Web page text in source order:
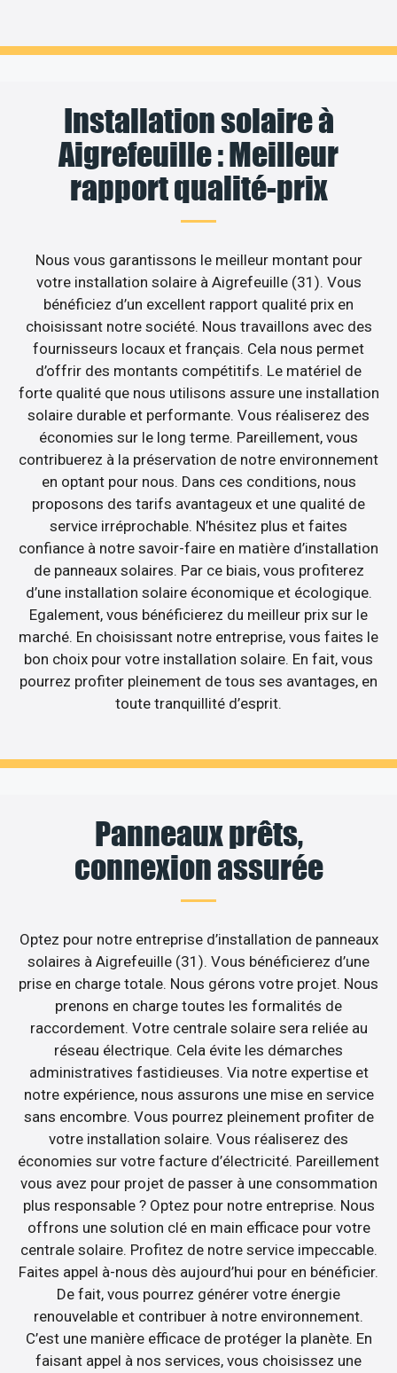
Installation solaire à
Aigrefeuille : Meilleur
rapport qualité-prix
Nous vous garantissons le meilleur montant pour
votre installation solaire à Aigrefeuille (31). Vous
bénéficiez d’un excellent rapport qualité prix en
choisissant notre société. Nous travaillons avec des
fournisseurs locaux et français. Cela nous permet
d’offrir des montants compétitifs. Le matériel de
forte qualité que nous utilisons assure une installation
solaire durable et performante. Vous réaliserez des
économies sur le long terme. Pareillement, vous
contribuerez à la préservation de notre environnement
en optant pour nous. Dans ces conditions, nous
proposons des tarifs avantageux et une qualité de
service irréprochable. N’hésitez plus et faites
confiance à notre savoir-faire en matière d’installation
de panneaux solaires. Par ce biais, vous profiterez
d’une installation solaire économique et écologique.
Egalement, vous bénéficierez du meilleur prix sur le
marché. En choisissant notre entreprise, vous faites le
bon choix pour votre installation solaire. En fait, vous
pourrez profiter pleinement de tous ses avantages, en
toute tranquillité d’esprit.
Panneaux prêts,
connexion assurée
Optez pour notre entreprise d’installation de panneaux
solaires à Aigrefeuille (31). Vous bénéficierez d’une
prise en charge totale. Nous gérons votre projet. Nous
prenons en charge toutes les formalités de
raccordement. Votre centrale solaire sera reliée au
réseau électrique. Cela évite les démarches
administratives fastidieuses. Via notre expertise et
notre expérience, nous assurons une mise en service
sans encombre. Vous pourrez pleinement profiter de
votre installation solaire. Vous réaliserez des
économies sur votre facture d’électricité. Pareillement
vous avez pour projet de passer à une consommation
plus responsable ? Optez pour notre entreprise. Nous
offrons une solution clé en main efficace pour votre
centrale solaire. Profitez de notre service impeccable.
Faites appel à-nous dès aujourd’hui pour en bénéficier.
De fait, vous pourrez générer votre énergie
renouvelable et contribuer à notre environnement.
C’est une manière efficace de protéger la planète. En
faisant appel à nos services, vous choisissez une